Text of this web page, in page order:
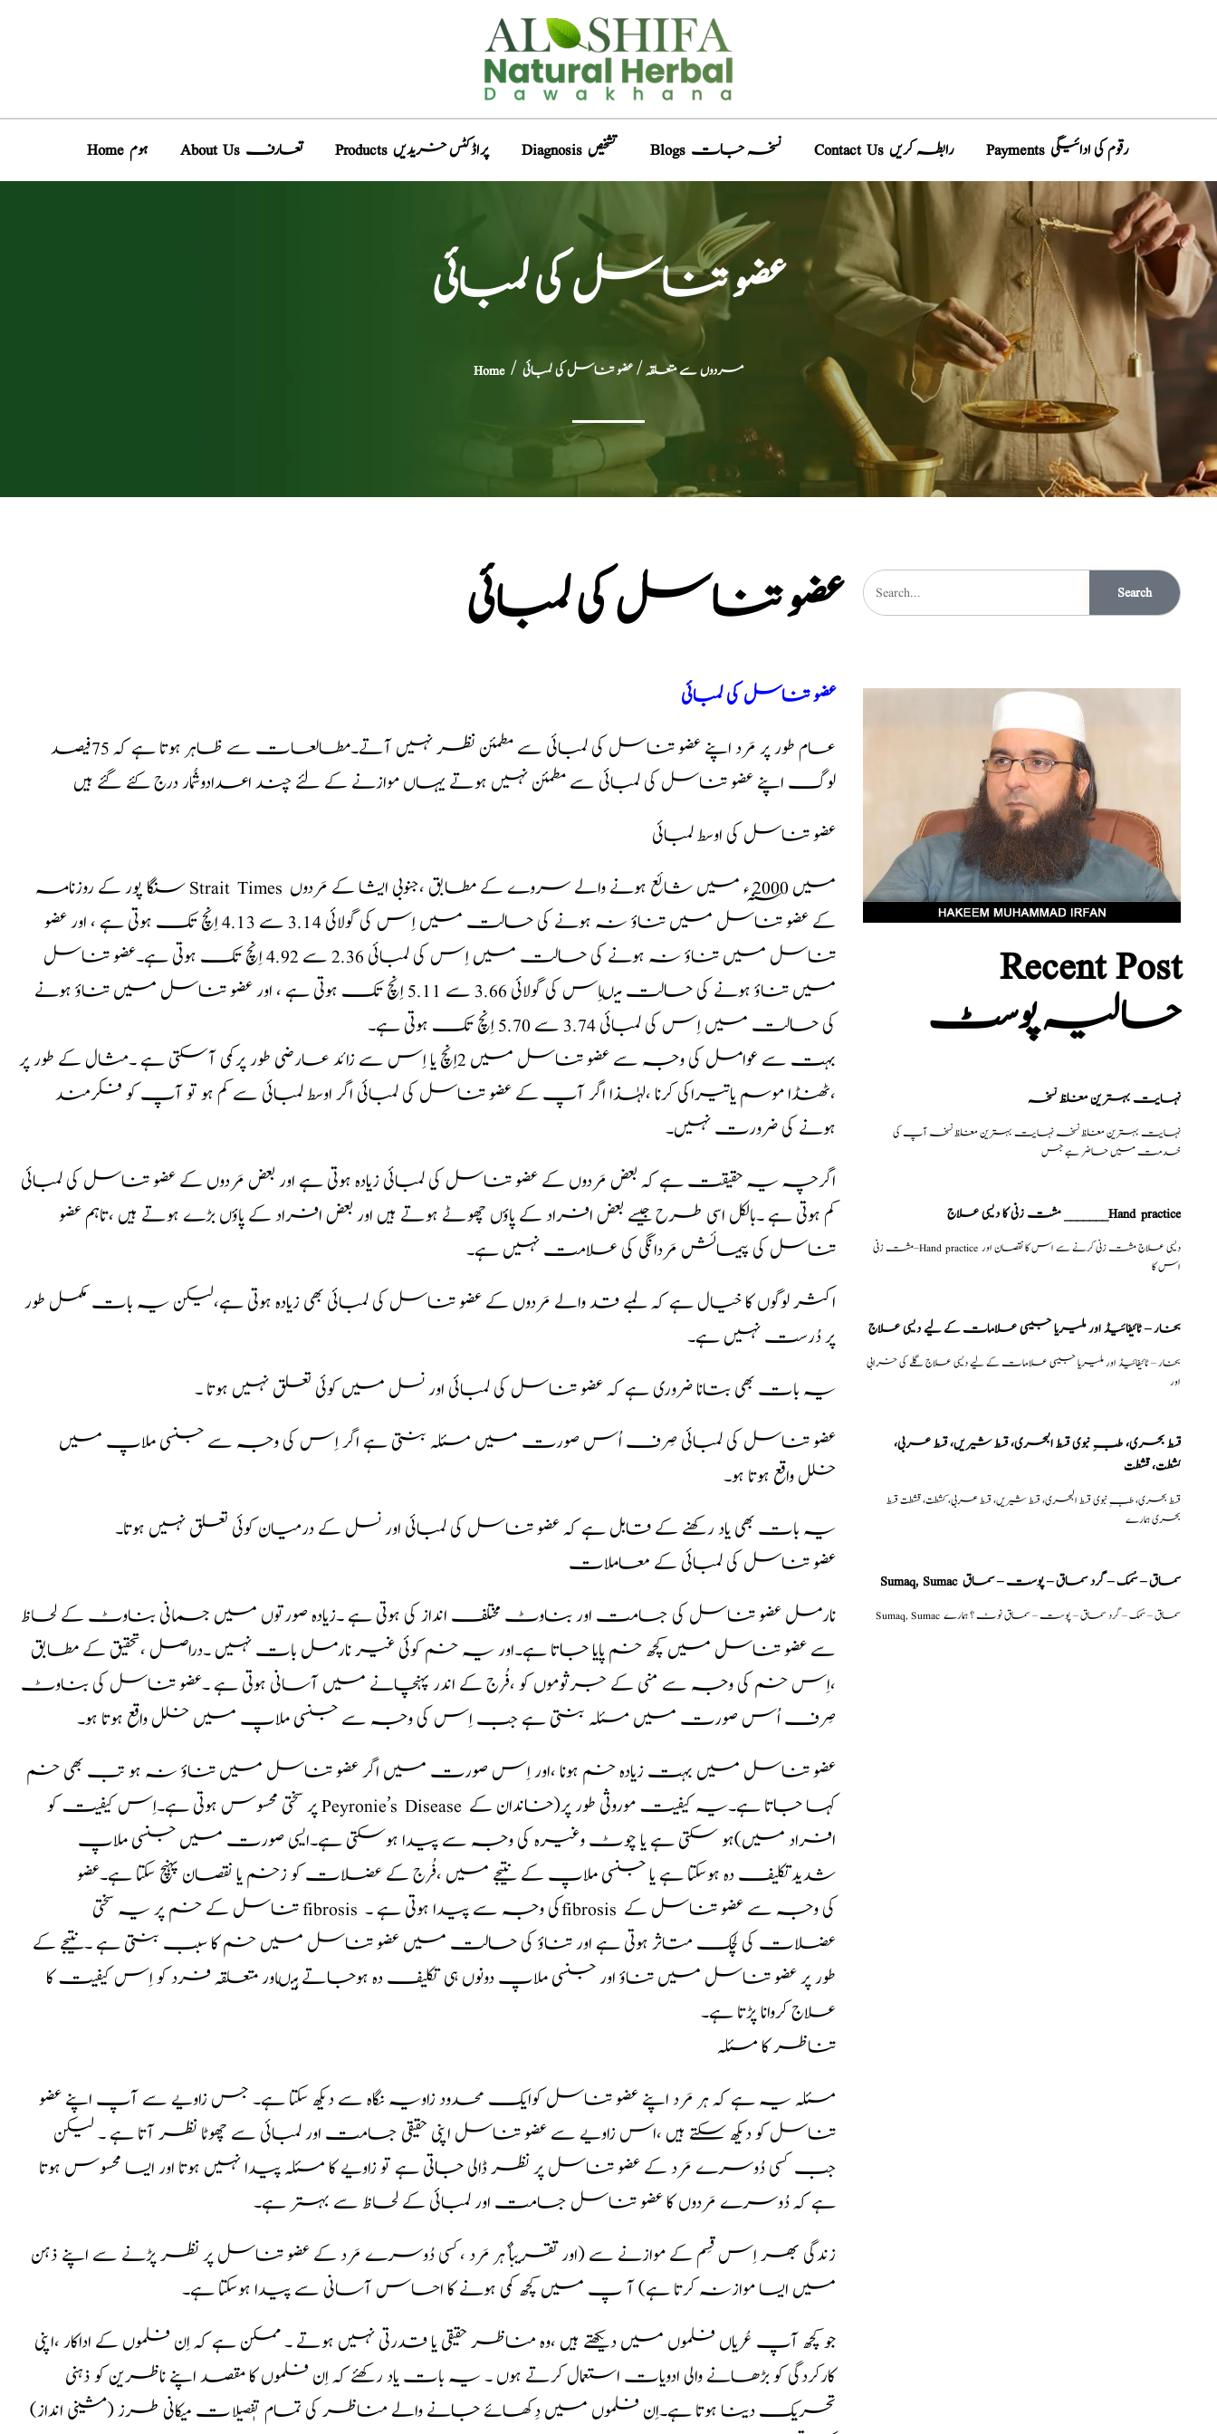
Home ہوم About Us تعارف Products پراڈکٹس خریدیں Diagnosis تشخیص Blogs نسخہ جات Contact Us رابطہ کریں Payments رقوم کی ادائیگی
عضو تناسل کی لمبائی
Home/ مردوں سے متعلقہ/ عضو تناسل کی لمبائی
عضو تناسل کی لمبائی
عضو تناسل کی لمبائی
عام طور پر مَرد اپنے عضو تناسل کی لمبائی سے مطمئن نظر نہیں آتے۔مطالعات سے ظاہر ہوتا ہے کہ 75فیصد
لوگ اپنے عضو تناسل کی لمبائی سے مطمئن نہیں ہوتے یہاں موازنے کے لئے چند اعدادوشُمار درج کئے گئے ہیں
عضو تناسل کی اوسط لمبائی
سنگا پور کے روزنامہ Strait Times میں 2000 ؁ء میں شائع ہونے والے سروے کے مطابق ،جنوبی ایشا کے مَردوں
کے عضو تناسل میں تناؤ نہ ہونے کی حالت میں اِس کی گولائی 3.14 سے 4.13 اِنچ تک ہوتی ہے ، اور عضو
تناسل میں تناؤ نہ ہونے کی حالت میں اِس کی لمبائی 2.36 سے 4.92 اِنچ تک ہوتی ہے۔عضو تناسل
میں تناؤ ہونے کی حالت میںاِس کی گولائی 3.66 سے 5.11 اِنچ تک ہوتی ہے ، اور عضو تناسل میں تناؤ ہونے
کی حالت میں اِس کی لمبائی 3.74 سے 5.70 اِنچ تک ہوتی ہے۔
بہت سے عوامل کی وجہ سے عضو تناسل میں 2اِنچ یا اِس سے زائد عارضی طور پرکمی آسکتی ہے ۔مثال کے طور پر
،ٹھنڈا موسم یاتیراکی کرنا ،لہٰذا اگر آپ کے عضو تناسل کی لمبائی اگر اوسط لمبائی سے کم ہو تو آپ کو فکرمند
ہونے کی ضرورت نہیں۔
اگرچہ یہ حقیقت ہے کہ بعض مَردوں کے عضو تناسل کی لمبائی زیادہ ہوتی ہے اور بعض مَردوں کے عضو تناسل کی لمبائی
کم ہوتی ہے ۔بالکل اسی طرح جیسے بعض افراد کے پاؤں چھوٹے ہوتے ہیں اور بعض افراد کے پاؤں بڑے ہوتے ہیں ،تاہم عضو
تناسل کی پیمائش مَردانگی کی علامت نہیں ہے۔
اکثر لوگوں کا خیال ہے کہ لمبے قد والے مَردوں کے عضو تناسل کی لمبائی بھی زیادہ ہوتی ہے،لیکن یہ بات مکمل طور
پر دُرست نہیں ہے۔
یہ بات بھی بتانا ضروری ہے کہ عضو تناسل کی لمبائی اور نسل میں کوئی تعلق نہیں ہوتا ۔
عضو تناسل کی لمبائی صِرف اُس صورت میں مسئلہ بنتی ہے اگر اِس کی وجہ سے جنسی ملاپ میں
خلل واقع ہوتا ہو۔
یہ بات بھی یاد رکھنے کے قابل ہے کہ عضو تناسل کی لمبائی اور نسل کے درمیان کوئی تعلق نہیں ہوتا۔
عضو تناسل کی لمبائی کے معاملات
نارمل عضو تناسل کی جسامت اور بناوٹ مختلف انداز کی ہوتی ہے ۔زیادہ صورتوں میں جسمانی بناوٹ کے لحاظ
سے عضو تناسل میں کچھ خم پایا جاتا ہے۔اور یہ خم کوئی غیر نارمل بات نہیں ۔دراصل ،تحقیق کے مطابق
،اِس خم کی وجہ سے منی کے جرثوموں کو ،فُرج کے اندر پہنچانے میں آسانی ہوتی ہے ۔عضو تناسل کی بناوٹ
صِرف اُس صورت میں مسئلہ بنتی ہے جب اِس کی وجہ سے جنسی ملاپ میں خلل واقع ہوتا ہو۔
عضو تناسل میں بہت زیادہ خم ہونا ،اور اِس صورت میں اگر عضو تناسل میں تناؤ نہ ہو تب بھی خم
پر سختی محسوس ہوتی ہے۔اِس کیفیت کو Peyronie’s Disease کہا جاتا ہے۔یہ کیفیت موروثی طور پر(خاندان کے
افراد میں)ہو سکتی ہے یا چوٹ وغیرہ کی وجہ سے پیدا ہوسکتی ہے۔ایسی صورت میں جنسی ملاپ
شدیدتکلیف دہ ہوسکتا ہے یا جنسی ملاپ کے نتیجے میں ،فُرج کے عضلات کو زخم یا نقصان پہنچ سکتا ہے۔عضو
تناسل کے خم پر یہ سختی fibrosis کی وجہ سے پیدا ہوتی ہے ۔fibrosis کی وجہ سے عضو تناسل کے
عضلات کی لچک متاثر ہوتی ہے اور تناؤ کی حالت میں عضو تناسل میں خم کا سبب بنتی ہے ۔نتیجے کے
طور پر عضو تناسل میں تناؤ اور جنسی ملاپ دونوں ہی تکلیف دہ ہوجاتے ہیںاور متعلقہ فرد کو اِس کیفیت کا
علاج کروانا پڑتا ہے۔
تناظر کا مسئلہ
مسئلہ یہ ہے کہ ہر مَرد اپنے عضو تناسل کوایک محدود زاویہ نگاہ سے دیکھ سکتا ہے۔ جس زاویے سے آپ اپنے عضو
تناسل کو دیکھ سکتے ہیں ،اس زاویے سے عضو تناسل اپنی حقیقی جسامت اور لمبائی سے چھوٹا نظر آتا ہے ۔ لیکن
جب کسی دُوسرے مَرد کے عضو تناسل پر نظر ڈالی جاتی ہے تو زاویے کا مسئلہ پیدا نہیں ہوتا اور ایسا محسوس ہوتا
ہے کہ دُوسرے مَردوں کا عضو تناسل جسامت اور لمبائی کے لحاظ سے بہتر ہے۔
زندگی بھر اِس قِسم کے موازنے سے (اور تقریبأٔ ہر مَرد ،کسی دُوسرے مَرد کے عضو تناسل پر نظر پڑنے سے اپنے ذہن
میں ایسا موازنہ کرتا ہے) آ پ میں کچھ کمی ہونے کا احساس آسانی سے پیدا ہوسکتا ہے۔
جو کچھ آپ عُریاں فلموں میں دیکھتے ہیں ،وہ مناظر حقیقی یا قدرتی نہیں ہوتے ۔ ممکن ہے کہ اِن فلموں کے اداکار ،اپنی
کارکردگی کو بڑھانے والی ادویات استعمال کرتے ہوں ۔ یہ بات یاد رکھئے کہ اِن فلموں کا مقصد اپنے ناظرین کو ذہنی
تحریک دینا ہوتا ہے۔اِن فلموں میں دِکھائے جانے والے مناظر کی تمام تٖفصیلات میکانی طرز (مشینی انداز)
Search
Recent Post
حالیہ پوسٹ
نہایت بہترین مغلظ نسخہ
نہایت بہترین مغلظ نسخہ نہایت بہترین مغلظ نسخہ آپ کی
خدمت میں حاضر ہے جس
مشت زنی کا دیسی علاج _______Hand practice
مشت زنی–Hand practice دیسی علاج مشت زنی کرنے سے اس کا نقصان اور
اس کا
بخار – ٹائیفائیڈ اور ملیریا جیسی علامات کے لیے دیسی علاج
بخار – ٹائیفائیڈ اور ملیریا جیسی علامات کے لیے دیسی علاج گلے کی خرابی
اور
قسط بحری، طبِ نبوی قسط البحری، قسط شیریں، قسط عربی،
كشطت، قشطت
بحری ہمارے
Sumaq, Sumac سماق – سُمک – گرد سماق – پوست – سماق
Sumaq, Sumac سماق – سُمک – گرد سماق – پوست – سماق نوٹ ؟ ہمارے